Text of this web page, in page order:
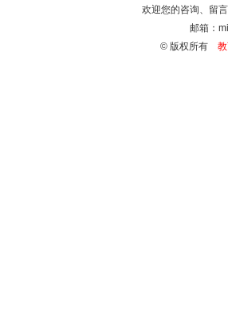
欢迎您的咨询、留
邮箱：
© 版权所有